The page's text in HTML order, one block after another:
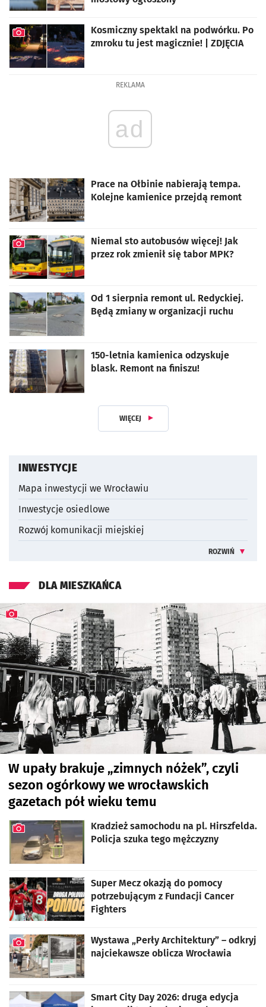
Kosmiczny spektakl na podwórku. Po
zmroku tu jest magicznie! | ZDJĘCIA
REKLAMA
ad
Prace na Ołbinie nabierają tempa.
Kolejne kamienice przejdą remont
Niemal sto autobusów więcej! Jak
przez rok zmienił się tabor MPK?
Od 1 sierpnia remont ul. Redyckiej.
Będą zmiany w organizacji ruchu
150-letnia kamienica odzyskuje
blask. Remont na finiszu!
WIĘCEJ Z DZIAŁUAKTUALNOŚCI
INWESTYCJE
Mapa inwestycji we Wrocławiu
Inwestycje osiedlowe
Rozwój komunikacji miejskiej
ROZWIŃ
DLA MIESZKAŃCA
W upały brakuje „zimnych nóżek”, czyli
sezon ogórkowy we wrocławskich
gazetach pół wieku temu
Kradzież samochodu na pl. Hirszfelda.
Policja szuka tego mężczyzny
Super Mecz okazją do pomocy
potrzebującym z Fundacji Cancer
Fighters
Wystawa „Perły Architektury” – odkryj
najciekawsze oblicza Wrocławia
Smart City Day 2026: druga edycja